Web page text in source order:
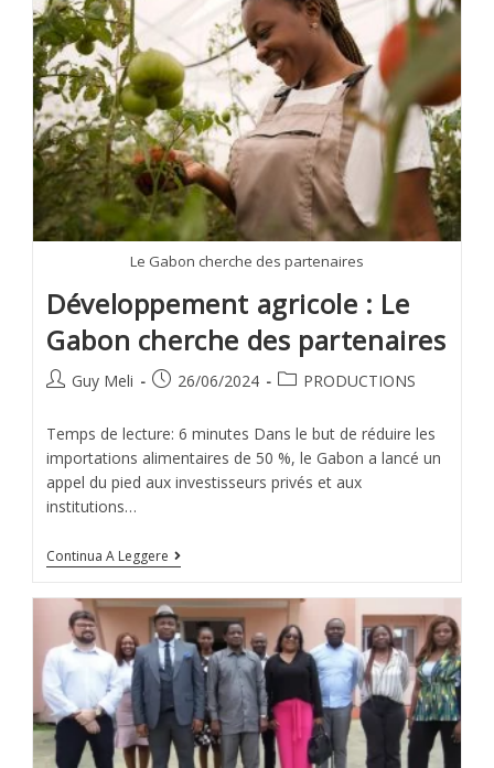
Le Gabon cherche des partenaires
Développement agricole : Le
Gabon cherche des partenaires
Guy Meli 26/06/2024 PRODUCTIONS
Temps de lecture: 6 minutes Dans le but de réduire les
importations alimentaires de 50 %, le Gabon a lancé un
appel du pied aux investisseurs privés et aux
institutions…
Continua A Leggere